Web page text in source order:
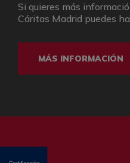
Si quieres más
Cáritas Madrid puedes
MÁS INFORMACIÓN